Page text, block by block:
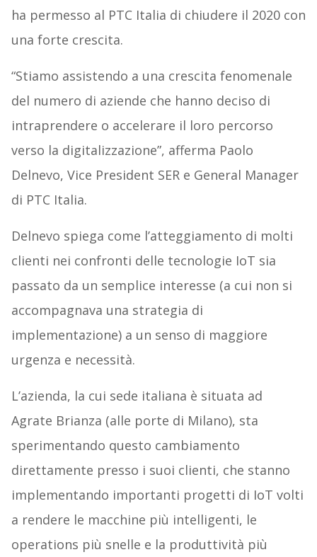
ha permesso al PTC Italia di chiudere il 2020 con
una forte crescita.
“Stiamo assistendo a una crescita fenomenale
del numero di aziende che hanno deciso di
intraprendere o accelerare il loro percorso
verso la digitalizzazione”, afferma Paolo
Delnevo, Vice President SER e General Manager
di PTC Italia.
Delnevo spiega come l’atteggiamento di molti
clienti nei confronti delle tecnologie IoT sia
passato da un semplice interesse (a cui non si
accompagnava una strategia di
implementazione) a un senso di maggiore
urgenza e necessità.
L’azienda, la cui sede italiana è situata ad
Agrate Brianza (alle porte di Milano), sta
sperimentando questo cambiamento
direttamente presso i suoi clienti, che stanno
implementando importanti progetti di IoT volti
a rendere le macchine più intelligenti, le
operations più snelle e la produttività più